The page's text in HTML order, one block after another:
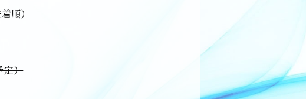
順）
定）